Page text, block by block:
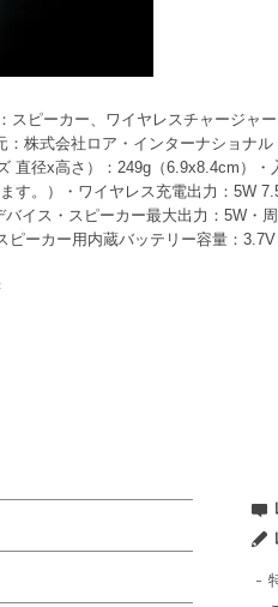
ピーカー、ワイヤレスチャージャ
株式会社ロア・インターナショナ
直径x高さ）：249g（6.9x8.4cm）
。）・ワイヤレス充電出力：5W
イス・スピーカー最大出力：5W・
ーカー用内蔵バッテリー容量：